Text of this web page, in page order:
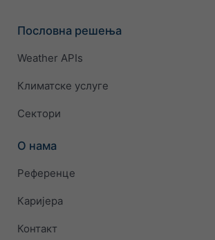
Пословна решења
Weather APIs
Климатске услуге
Сектори
О нама
Референце
Каријера
Контакт